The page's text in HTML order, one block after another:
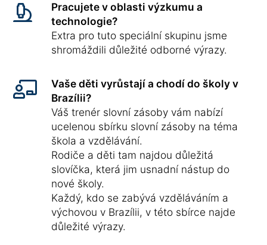
Pracujete v oblasti výzkumu a
technologie?
Extra pro tuto speciální skupinu jsme
shromáždili důležité odborné výrazy.
Vaše děti vyrůstají a chodí do školy v
Brazílii?
Váš trenér slovní zásoby vám nabízí
ucelenou sbírku slovní zásoby na téma
škola a vzdělávání.
Rodiče a děti tam najdou důležitá
slovíčka, která jim usnadní nástup do
nové školy.
Každý, kdo se zabývá vzděláváním a
výchovou v Brazílii, v této sbírce najde
důležité výrazy.